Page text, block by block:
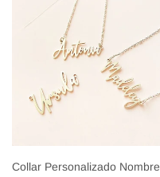
Collar Personalizado Nombre